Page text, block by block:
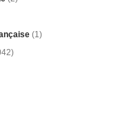
(1)